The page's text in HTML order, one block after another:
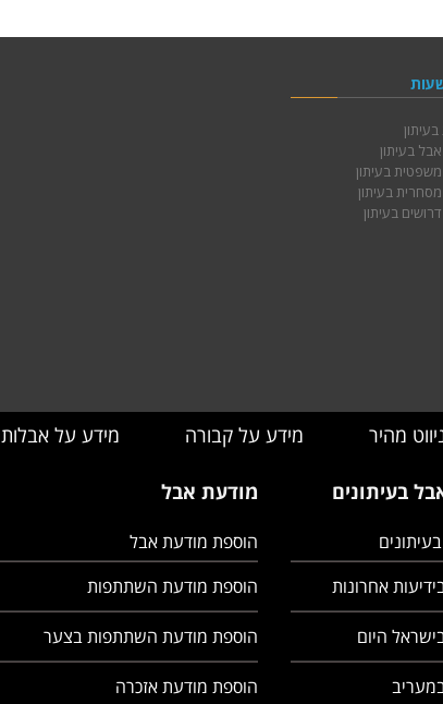
בעיתון
בעיתון
בעיתון
בעיתון
מהיר מידע על קבורה מידע על אבלות
בעיתונים
אחרונות
היום
מודעת אבל
הוספת מודעת אבל
הוספת מודעת השתתפות
הוספת מודעת השתתפות בצער
הוספת מודעת אזכרה